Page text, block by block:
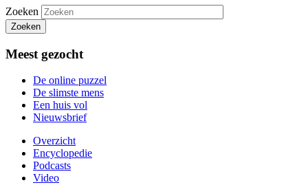
Zoeken
Zoeken
Meest gezocht
De online puzzel
De slimste mens
Een huis vol
Nieuwsbrief
Overzicht
Encyclopedie
Podcasts
Video